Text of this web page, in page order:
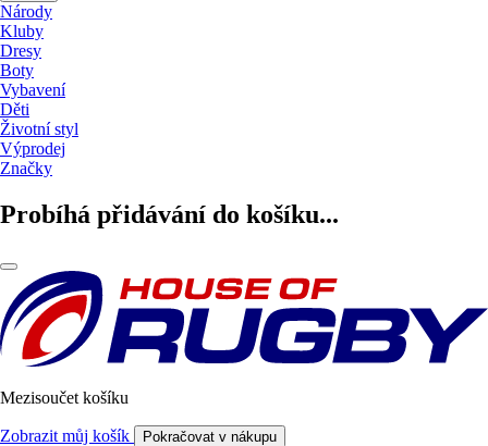
Národy
Kluby
Dresy
Boty
Vybavení
Děti
Životní styl
Výprodej
Značky
Probíhá přidávání do košíku...
Mezisoučet košíku
Zobrazit můj košík Pokračovat v nákupu